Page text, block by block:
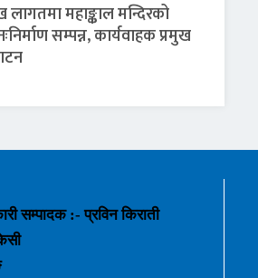
महाङ्काल मन्दिरको
सम्पन्न, कार्यवाहक प्रमुख
सम्पादक :- प्रविन किराती